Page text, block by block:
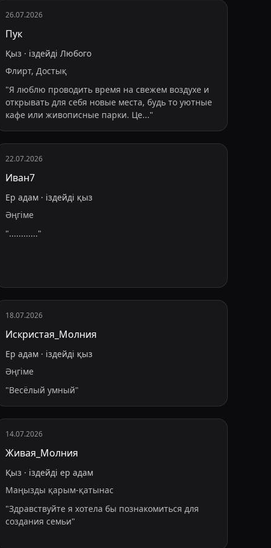
26.07.2026
Пук
Қыз · іздейді Любого
Флирт, Достық
"Я люблю проводить время на свежем воздухе и
открывать для себя новые места, будь то уютные
кафе или живописные парки. Це..."
22.07.2026
Иван7
Ер адам · іздейді қыз
Әңгіме
"............"
18.07.2026
Искристая_Молния
Ер адам · іздейді қыз
Әңгіме
"Весёлый умный"
14.07.2026
Живая_Молния
Қыз · іздейді ер адам
Маңызды қарым-қатынас
"Здравствуйте я хотела бы познакомиться для
создания семьи"